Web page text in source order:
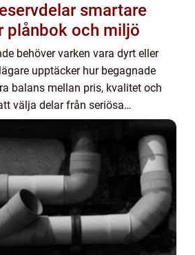
smartare
plånbok och miljö
behöver varken vara dyrt eller
upptäcker hur begagnade
balans mellan pris, kvalitet och
välja delar från seriösa
det att förlänga...